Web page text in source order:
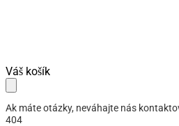
Skip
to
navigation
Skip
to
content
Váš košík
Ak máte otázky, neváhajte nás
404